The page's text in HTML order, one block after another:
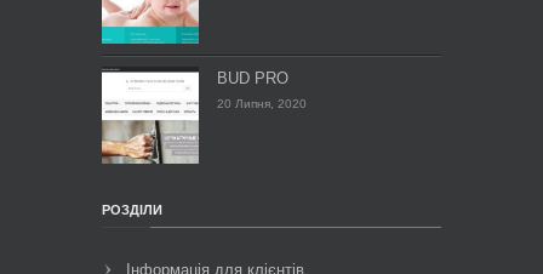
BUD PRO
20 Липня, 2020
РОЗДІЛИ
Інформація для клієнтів